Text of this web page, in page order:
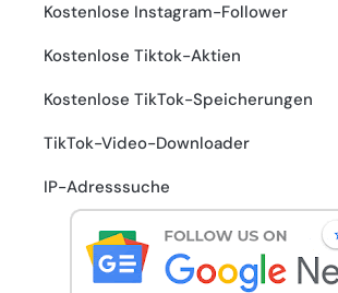
Kostenlose Instagram-Follower
Kostenlose Tiktok-Aktien
Kostenlose TikTok-Speicherungen
TikTok-Video-Downloader
IP-Adresssuche